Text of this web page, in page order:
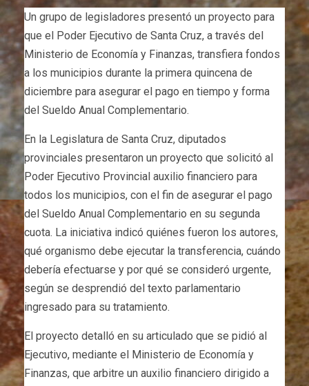
Un grupo de legisladores presentó un proyecto para
que el Poder Ejecutivo de Santa Cruz, a través del
Ministerio de Economía y Finanzas, transfiera fondos
a los municipios durante la primera quincena de
diciembre para asegurar el pago en tiempo y forma
del Sueldo Anual Complementario.
En la Legislatura de Santa Cruz, diputados
provinciales presentaron un proyecto que solicitó al
Poder Ejecutivo Provincial auxilio financiero para
todos los municipios, con el fin de asegurar el pago
del Sueldo Anual Complementario en su segunda
cuota. La iniciativa indicó quiénes fueron los autores,
qué organismo debe ejecutar la transferencia, cuándo
debería efectuarse y por qué se consideró urgente,
según se desprendió del texto parlamentario
ingresado para su tratamiento.
El proyecto detalló en su articulado que se pidió al
Ejecutivo, mediante el Ministerio de Economía y
Finanzas, que arbitre un auxilio financiero dirigido a